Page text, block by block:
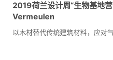
2019荷兰设计周“生物基地
Vermeulen
以木材替代传统建筑材料，应对